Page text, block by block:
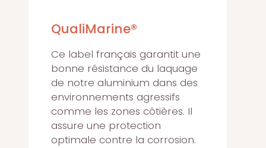
QualiMarine®
Ce label français garantit une
bonne résistance du laquage
de notre aluminium dans des
environnements agressifs
comme les zones côtières. Il
assure une protection
optimale contre la corrosion.